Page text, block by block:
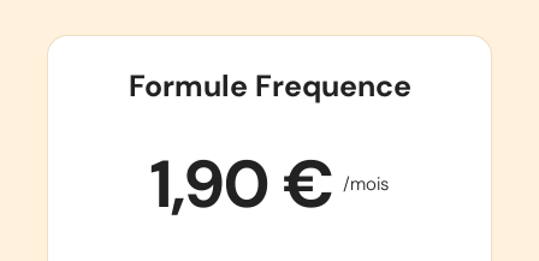
Formule Frequence
1,90 € /mois